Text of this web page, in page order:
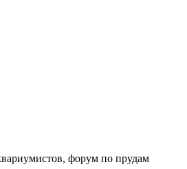
форум по прудам